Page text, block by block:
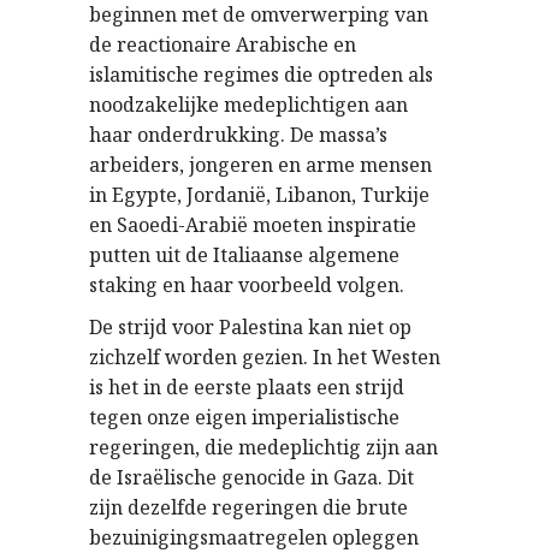
beginnen met de omverwerping van
de reactionaire Arabische en
islamitische regimes die optreden als
noodzakelijke medeplichtigen aan
haar onderdrukking. De massa’s
arbeiders, jongeren en arme mensen
in Egypte, Jordanië, Libanon, Turkije
en Saoedi-Arabië moeten inspiratie
putten uit de Italiaanse algemene
staking en haar voorbeeld volgen.
De strijd voor Palestina kan niet op
zichzelf worden gezien. In het Westen
is het in de eerste plaats een strijd
tegen onze eigen imperialistische
regeringen, die medeplichtig zijn aan
de Israëlische genocide in Gaza. Dit
zijn dezelfde regeringen die brute
bezuinigingsmaatregelen opleggen